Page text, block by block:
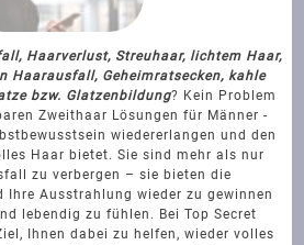
Haarverlust, Streuhaar, lichtem Haar,
Haarausfall, Geheimratsecken, kahle
bzw. Glatzenbildung? Kein Problem
Zweithaar Lösungen für Männer -
wiedererlangen und den
Haar bietet. Sie sind mehr als nur
zu verbergen – sie bieten die
Ihre Ausstrahlung wieder zu gewinnen
lebendig zu fühlen. Bei Top Secret
Ihnen dabei zu helfen, wieder volles